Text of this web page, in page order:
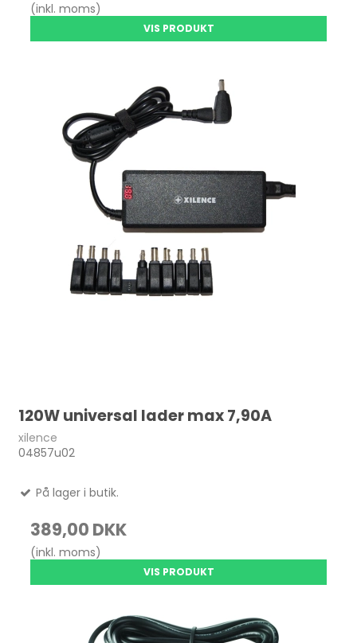
(inkl. moms)
VIS PRODUKT
120W universal lader max 7,90A
xilence
04857u02
På lager i butik.
389,00 DKK
(inkl. moms)
VIS PRODUKT